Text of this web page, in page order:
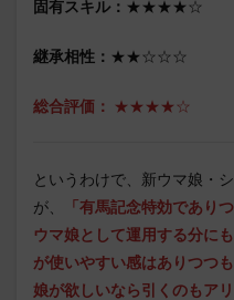
固有スキル： ★★★★☆
継承相性： ★★☆☆☆
総合評価： ★★★★☆
というわけで、新ウマ娘・
が、
「有馬記念特効であり
ウマ娘として運用する分に
が使いやすい感はありつつも
娘が欲しいなら引くのもアリ